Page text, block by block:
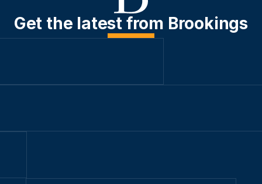
Get the latest from Brookings